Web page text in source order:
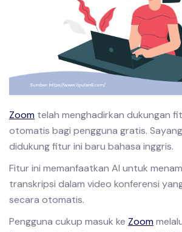
Zoom telah menghadirkan dukungan
otomatis bagi pengguna gratis.
didukung fitur ini baru bahasa inggris.
Fitur ini memanfaatkan AI untuk
transkripsi dalam video konferensi
secara otomatis.
Pengguna cukup masuk ke Zoom